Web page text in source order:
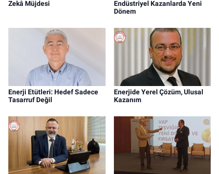
Zekâ Müjdesi
Endüstriyel Kazanlarda Yeni
Dönem
Enerji Etütleri: Hedef Sadece
Tasarruf Değil
Enerjide Yerel Çözüm, Ulusal
Kazanım